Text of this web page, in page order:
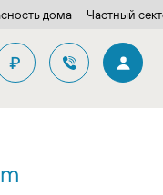
дома Частный
₽